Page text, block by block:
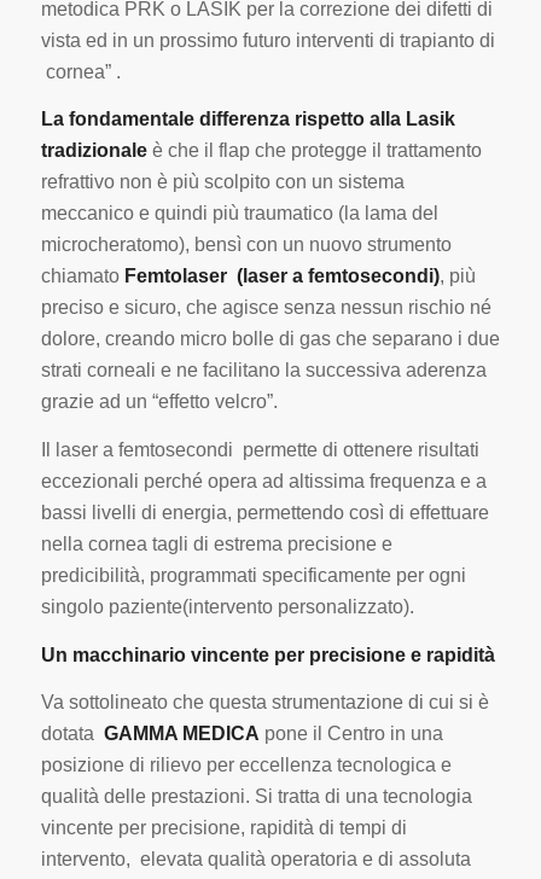
metodica PRK o LASIK per la correzione dei difetti di
vista ed in un prossimo futuro interventi di trapianto di
cornea” .
La fondamentale differenza rispetto alla Lasik
tradizionaleè che il flap che protegge il trattamento
refrattivo non è più scolpito con un sistema
meccanico e quindi più traumatico (la lama del
microcheratomo), bensì con un nuovo strumento
chiamato Femtolaser (laser a femtosecondi), più
preciso e sicuro, che agisce senza nessun rischio né
dolore, creando micro bolle di gas che separano i due
strati corneali e ne facilitano la successiva aderenza
grazie ad un “effetto velcro”.
Il laser a femtosecondi permette di ottenere risultati
eccezionali perché opera ad altissima frequenza e a
bassi livelli di energia, permettendo così di effettuare
nella cornea tagli di estrema precisione e
predicibilità, programmati specificamente per ogni
singolo paziente(intervento personalizzato).
Un macchinario vincente per precisione e rapidità
Va sottolineato che questa strumentazione di cui si è
dotata GAMMA MEDICA pone il Centro in una
posizione di rilievo per eccellenza tecnologica e
qualità delle prestazioni. Si tratta di una tecnologia
vincente per precisione, rapidità di tempi di
intervento, elevata qualità operatoria e di assoluta